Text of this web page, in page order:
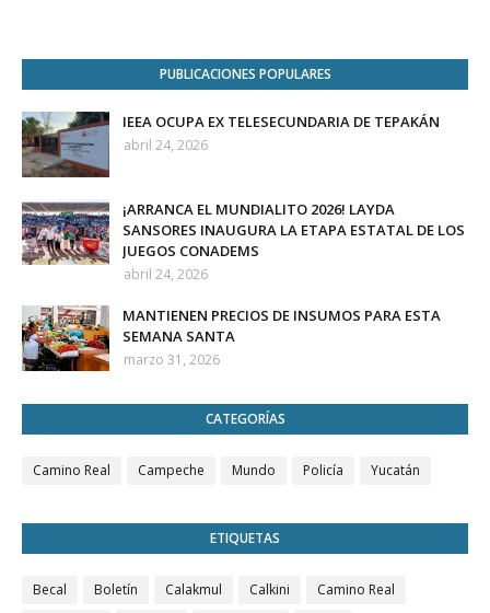
PUBLICACIONES POPULARES
IEEA OCUPA EX TELESECUNDARIA DE TEPAKÁN
abril 24, 2026
¡ARRANCA EL MUNDIALITO 2026! LAYDA
SANSORES INAUGURA LA ETAPA ESTATAL DE LOS
JUEGOS CONADEMS
abril 24, 2026
MANTIENEN PRECIOS DE INSUMOS PARA ESTA
SEMANA SANTA
marzo 31, 2026
CATEGORÍAS
Camino Real Campeche Mundo Policía Yucatán
ETIQUETAS
Becal Boletín Calakmul Calkini
Camino Real